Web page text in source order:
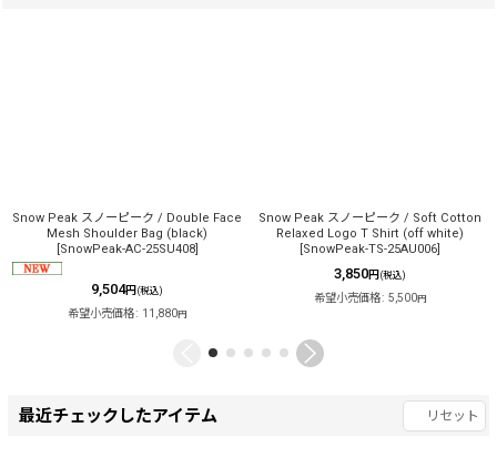
Snow Peak スノーピーク / Double Face
Mesh Shoulder Bag (black)
[SnowPeak-AC-25SU408]
9,504円 (税込)
希望小売価格: 11,880円
Snow Peak スノーピーク / Soft Cotton
Relaxed Logo T Shirt (off white)
[SnowPeak-TS-25AU006]
3,850円 (税込)
希望小売価格: 5,500円
最近チェックしたアイテム リセット